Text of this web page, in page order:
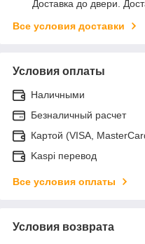
Доставка до двери.
Все условия доставки
Условия оплаты
Наличными
Безналичный расчет
Картой (VISA,
Kaspi перевод
Все условия оплаты
Условия возврата